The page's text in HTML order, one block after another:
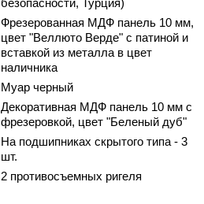
безопасности, Турция)
Фрезерованная МДФ панель 10 мм,
цвет "Веллюто Верде" с патиной и
вставкой из металла в цвет
наличника
Муар черный
Декоративная МДФ панель 10 мм с
фрезеровкой, цвет "Беленый дуб"
На подшипниках скрытого типа - 3
шт.
2 противосъемных ригеля